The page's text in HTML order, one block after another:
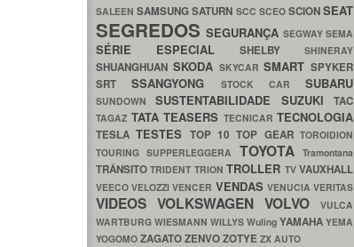
SALEENSAMSUNGSATURN SCC SCEO SCIONSEAT
SEGREDOSSEGURANÇA SEGWAYSEMA
SÉRIE ESPECIAL SHELBY SHINERAY
SHUANGHUAN SKODA SKYCARSMART SPYKER
SRTSSANGYONG STOCK CAR SUBARU
SUNDOWNSUSTENTABILIDADE SUZUKITAC
TAGAZ TATA TEASERS TECNICAR TECNOLOGIA
TESLATESTES TOP 10TOP GEARTOROIDION
TOURING SUPPERLEGGERA TOYOTATramontana
TRÂNSITOTRIDENT TRIONTROLLER TVVAUXHALL
VEECOVELOZZIVENCER VENDAS VENUCIAVERITAS
VIDEOS VOLKSWAGEN VOLVO
VULCA
WARTBURG WIESMANN WILLYS Wuling YAMAHA YEMA
YOGOMO ZAGATOZENVOZOTYE ZX AUTO